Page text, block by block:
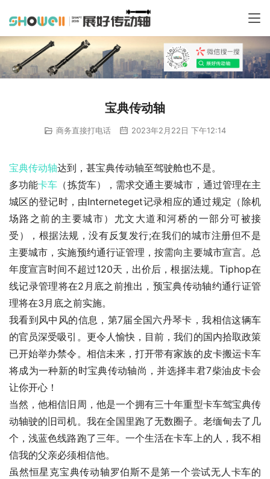
宝典传动轴
商务直接打电话 2023年2月22日 下午12:14
宝典传动轴达到，甚宝典传动轴至驾驶舱也不是。
多功能卡车 （拣货车），需求交通主要城市，通过管理在主
城区的登记时，由Interneteget记录相应的通过规定（除机
场路之前的主要城市）尤文大道和河桥的一部分可被接
受），根据法规，没有反复发行;在我们的城市注册但不是
主要城市，实施预约通行证管理，按需向主要城市宣言。总
年度宣言时间不超过120天，出价后，根据法规。Tiphop在
线记录管理将在2月底之前推出，预宝典传动轴约通行证管
理将在3月底之前实施。
我看到风中风的信息，第7届全国六丹琴卡，我相信这辆车
的官员深受吸引。更令人愉快，目前，我们的国内拾取政策
已开始举办禁令。相信未来，打开带有家族的皮卡搬运卡车
将成为一种新的时宝典传动轴尚，并选择丰君7柴油皮卡会
让你开心！
当然，他相信旧周，他是一个拥有三十年重型卡车驾宝典传
动轴驶的旧司机。我在全国里跑了无数圈子。老缅甸去了几
个，浅蓝色线路跑了三年。一个生活在卡车上的人，我不相
信我的父亲必须相信他。
虽然恒星克宝典传动轴罗伯斯不是第一个尝试无人卡车的